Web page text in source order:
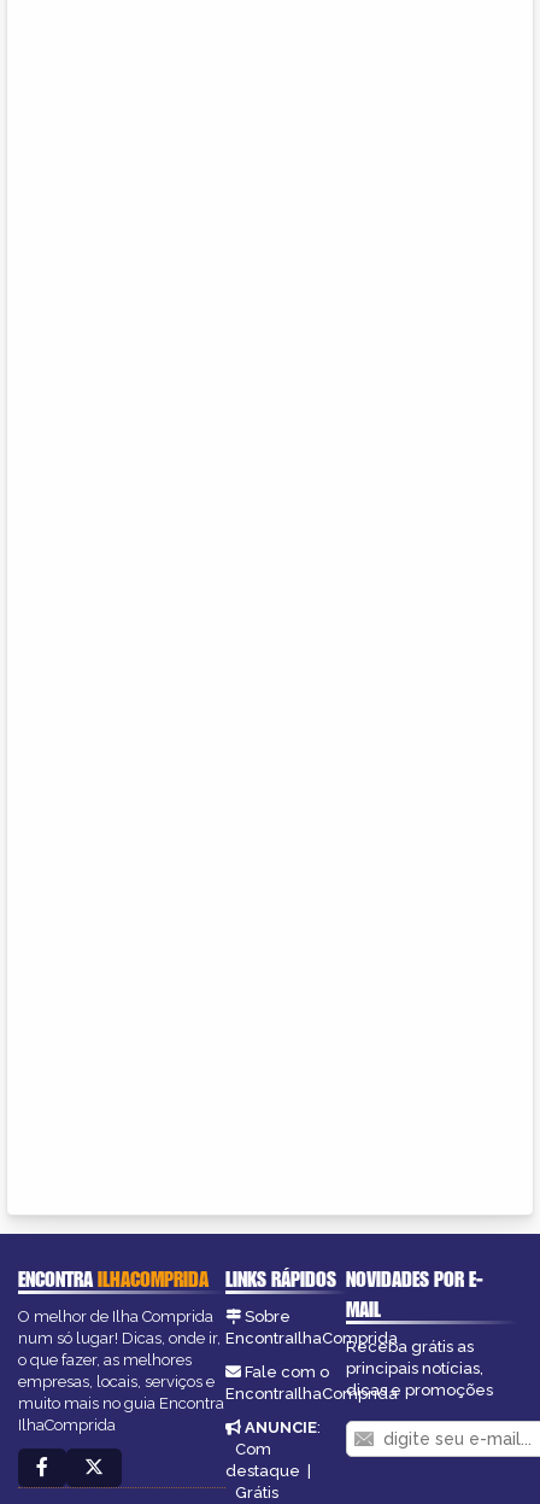
ENCONTRAILHACOMPRIDA
O melhor de Ilha Comprida
num só lugar! Dicas, onde ir,
o que fazer, as melhores
empresas, locais, serviços e
muito mais no guia Encontra
IlhaComprida
LINKS RÁPIDOS
Sobre
EncontraIlhaComprida
Fale com o
EncontraIlhaComprida
ANUNCIE:
Com
destaque
Grátis
NOVIDADES POR E-
MAIL
Receba grátis as
principais notícias,
dicas e promoções